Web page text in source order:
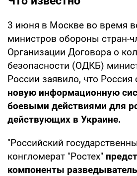
3 июня в Москве во время
министров обороны стран-
Организации Договора о
безопасности (ОДКБ)
России заявило, что Россия
новую информационную
боевыми действиями для
действующих в Украине.
"Российский
конгломерат "Ростех"
компоненты